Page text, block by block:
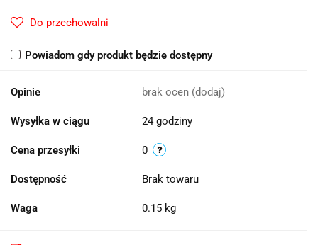
Do przechowalni
Powiadom gdy produkt będzie dostępny
Opinie brak ocen (dodaj)
Wysyłka w ciągu 24 godziny
Cena przesyłki 0
Dostępność Brak towaru
Waga 0.15 kg